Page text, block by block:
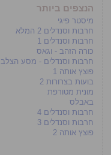
הנצפים ביותר
מיסטר פיגי
חרבות וסנדלים 2 המלא
חרבות וסנדלים 1
כורה הזהב - וגאס
חרבות וסנדלים - מסע הצלב
פוצץ אותה 1
בועות בצרורות 2
מונית מטורפת
באבלס
חרבות וסנדלים 4
חרבות וסנדלים 3
פוצץ אותה 2